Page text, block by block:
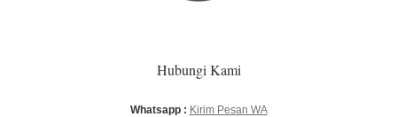
Hubungi Kami
Whatsapp : Kirim Pesan WA